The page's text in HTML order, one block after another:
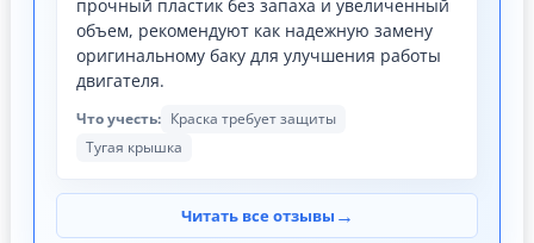
прочный пластик без запаха и увеличенный
объем, рекомендуют как надежную замену
оригинальному баку для улучшения работы
двигателя.
Что учесть: Краска требует защиты
Тугая крышка
Читать все отзывы →